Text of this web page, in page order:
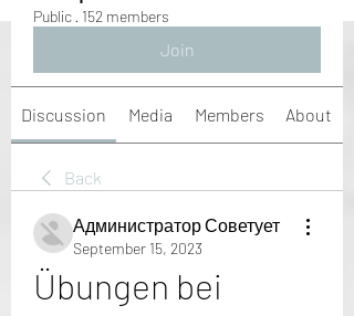
Public · 152 members
Join
Discussion Media Members About
Back
Администратор Советует
September 15, 2023
Übungen bei